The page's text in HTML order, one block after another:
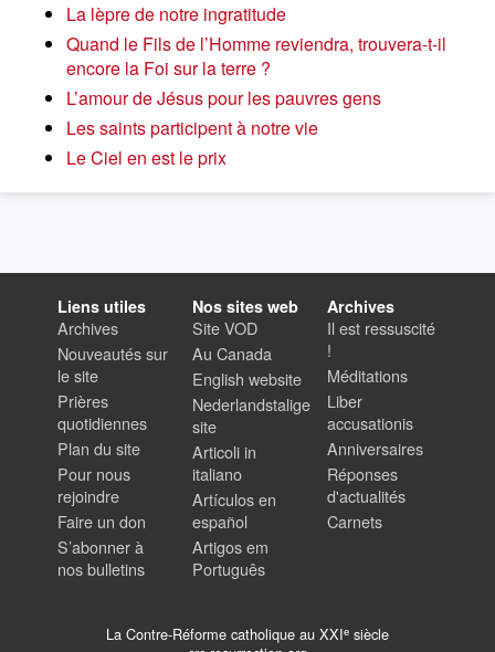
La lèpre de notre ingratitude
Quand le Fils de l’Homme reviendra, trouvera-t-il
encore la Foi sur la terre ?
L’amour de Jésus pour les pauvres gens
Les saints participent à notre vie
Le Ciel en est le prix
Liens utiles
Archives
Nouveautés sur
le site
Prières
quotidiennes
Plan du site
Pour nous
rejoindre
Faire un don
S’abonner à
nos bulletins
Nos sites web
Site VOD
Au Canada
English website
Nederlandstalige
site
Articoli in
italiano
Artículos en
español
Artigos em
Português
Archives
Il est ressuscité
!
Méditations
Liber
accusationis
Anniversaires
Réponses
d'actualités
Carnets
La Contre-Réforme catholique au XXIe siècle